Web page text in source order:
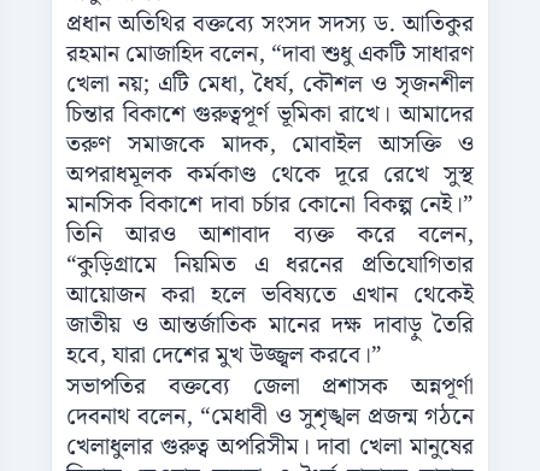
প্রধান অতিথির বক্তব্যে সংসদ সদস্য ড. আতিকুর
রহমান মোজাহিদ বলেন, “দাবা শুধু একটি সাধারণ
খেলা নয়; এটি মেধা, ধৈর্য, কৌশল ও সৃজনশীল
চিন্তার বিকাশে গুরুত্বপূর্ণ ভূমিকা রাখে। আমাদের
তরুণ সমাজকে মাদক, মোবাইল আসক্তি ও
অপরাধমূলক কর্মকাণ্ড থেকে দূরে রেখে সুস্থ
মানসিক বিকাশে দাবা চর্চার কোনো বিকল্প নেই।”
তিনি আরও আশাবাদ ব্যক্ত করে বলেন,
“কুড়িগ্রামে নিয়মিত এ ধরনের প্রতিযোগিতার
আয়োজন করা হলে ভবিষ্যতে এখান থেকেই
জাতীয় ও আন্তর্জাতিক মানের দক্ষ দাবাড়ু তৈরি
হবে, যারা দেশের মুখ উজ্জ্বল করবে।”
সভাপতির বক্তব্যে জেলা প্রশাসক অন্নপূর্ণা
দেবনাথ বলেন, “মেধাবী ও সুশৃঙ্খল প্রজন্ম গঠনে
খেলাধুলার গুরুত্ব অপরিসীম। দাবা খেলা মানুষের